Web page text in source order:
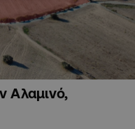
Αλαμινό,